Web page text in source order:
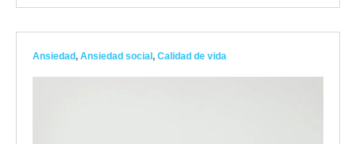
Ansiedad, Ansiedad social , Calidad de vida